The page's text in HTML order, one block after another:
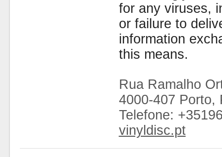
for any viruses,
or failure to
information
this means.
Rua Ramalho
4000-407 Porto,
Telefone:
vinyldisc.pt